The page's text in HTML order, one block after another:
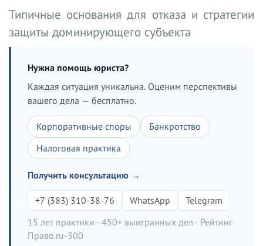
Типичные основания для отказа и стратегии
защиты доминирующего субъекта
Нужна помощь юриста?
Каждая ситуация уникальна. Оценим перспективы
вашего дела — бесплатно.
Корпоративные споры
Банкротство
Налоговая практика
Получить консультацию →
+7 (383) 310-38-76 WhatsApp
Telegram
15 лет практики · 450+ выигранных дел · Рейтинг
Право.ru-300